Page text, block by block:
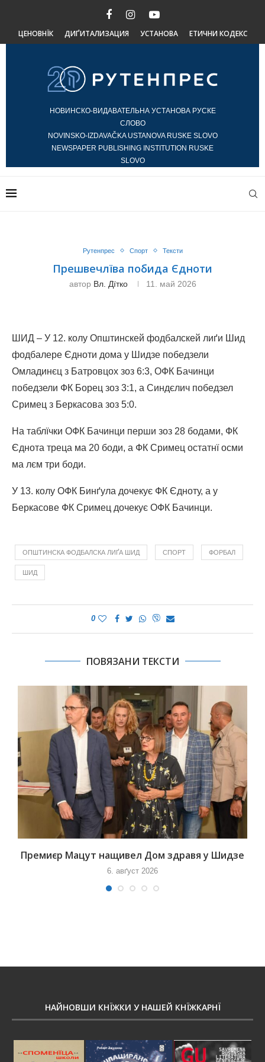
ЦЕНОВНЇК ДИҐИТАЛИЗАЦИЯ УСТАНОВА ЕТИЧНИ КОДЕКС
НОВИНСКО-ВИДАВАТЕЛЬНА УСТАНОВА РУСКЕ
СЛОВО
NOVINSKO-IZDAVAČKA USTANOVA RUSKE SLOVO
NEWSPAPER PUBLISHING INSTITUTION RUSKE
SLOVO
Рутенпрес Спорт Тексти
Прешвечлїва побида Єдноти
автор Вл. Дїтко 11. май 2026
ШИД – У 12. колу Општинскей фодбалскей лиґи Шид
фодбалере Єдноти дома у Шидзе победзели
Омладинєц з Батровцох зоз 6:3, ОФК Бачинци
победзели ФК Борец зоз 3:1, а Синдєлич победзел
Сримец з Беркасова зоз 5:0.
На таблїчки ОФК Бачинци перши зоз 28 бодами, ФК
Єднота треца ма 20 боди, а ФК Сримец остатнї осми
ма лєм три боди.
У 13. колу ОФК Бинґула дочекує ФК Єдноту, а у
Беркасове ФК Сримец дочекує ОФК Бачинци.
ОПШТИНСКА ФОДБАЛСКА ЛИҐА ШИД СПОРТ ФОРБАЛ
ШИД
0
ПОВЯЗАНИ ТЕКСТИ
Премиєр Мацут нащивел Дом здравя у Шидзе
6. авґуст 2026
НАЙНОВШИ КНЇЖКИ У НАШЕЙ КНЇЖКАРНЇ